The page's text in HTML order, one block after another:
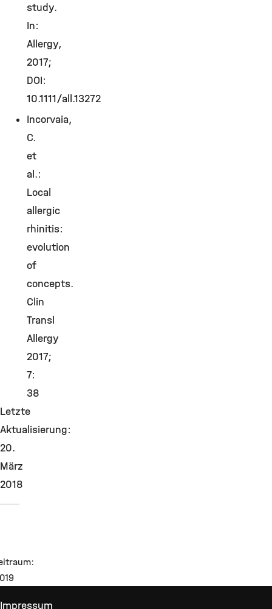
study.
In:
Allergy,
2017;
DOI:
10.1111/all.13272
Incorvaia,
C.
et
al.:
Local
allergic
rhinitis:
evolution
of
concepts.
Clin
Transl
Allergy
2017;
7:
38
Letzte
Aktualisierung:
20.
März
2018
Impressum